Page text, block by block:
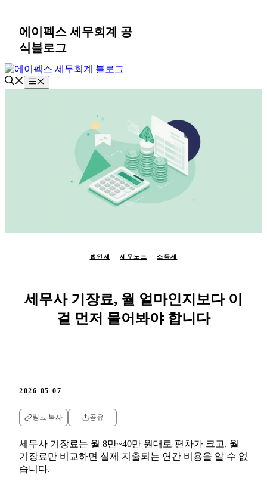
너
뛰
에이펙스 세무회계 공
식블로그
메
법인세 세무노트 소득세
세무사 기장료, 월 얼마인지보다 이
걸 먼저 물어봐야 합니다
2026-05-07
링크 복사 공유
세무사 기장료는 월 8만~40만 원대로 편차가 크고, 월
기장료만 비교하면 실제 지출되는 연간 비용을 알 수 없
습니다.